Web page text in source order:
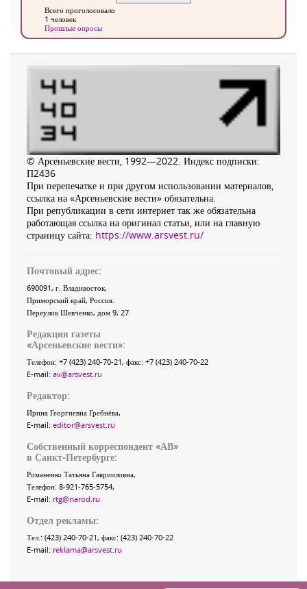
Всего проголосовало
1 человек
Прошлые опросы
© Арсеньевские вести, 1992—2022. Индекс подписки:
П2436
При перепечатке и при другом использовании материалов,
ссылка на «Арсеньевские вести» обязательна.
При републикации в сети интернет так же обязательна
работающая ссылка на оригинал статьи, или на главную
страницу сайта: https://www.arsvest.ru/
Почтовый адрес:
690091, г. Владивосток,
Приморский край, Россия
Переулок Шевченко, дом 9, 27
Редакция газеты
«Арсеньевские вести»:
Телефон: +7 (423) 240-70-21, факс: +7 (423) 240-70-22
E-mail: av@arsvest.ru
Редактор:
Ирина Георгиевна Гребнёва,
E-mail: editor@arsvest.ru
Собственный корреспондент «АВ»
в Санкт-Петербурге:
Романенко Татьяна Гаврииловна,
Телефон: 8-921-765-5754,
E-mail: rtg@narod.ru
Отдел рекламы:
Тел.: (423) 240-70-21, факс: (423) 240-70-22
E-mail: reklama@arsvest.ru